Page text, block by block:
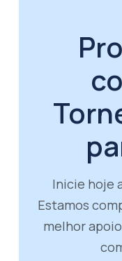
Inicie hoje
Estamos
melhor